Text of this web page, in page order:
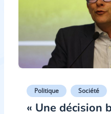
Politique Société
« Une décision